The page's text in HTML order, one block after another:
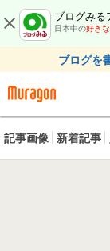
ブログみる
日本中の好き
ブログを
記事画像 新着記事